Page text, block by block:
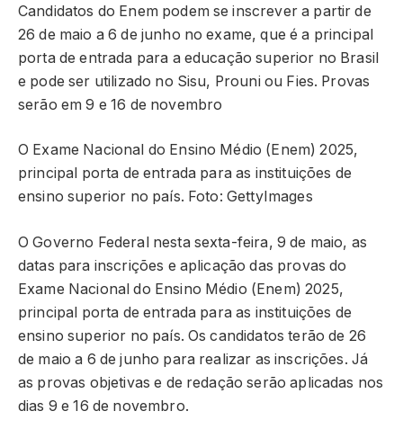
Candidatos do Enem podem se inscrever a partir de
26 de maio a 6 de junho no exame, que é a principal
porta de entrada para a educação superior no Brasil
e pode ser utilizado no Sisu, Prouni ou Fies. Provas
serão em 9 e 16 de novembro
O Exame Nacional do Ensino Médio (Enem) 2025,
principal porta de entrada para as instituições de
ensino superior no país. Foto: GettyImages
O Governo Federal nesta sexta-feira, 9 de maio, as
datas para inscrições e aplicação das provas do
Exame Nacional do Ensino Médio (Enem) 2025,
principal porta de entrada para as instituições de
ensino superior no país. Os candidatos terão de 26
de maio a 6 de junho para realizar as inscrições. Já
as provas objetivas e de redação serão aplicadas nos
dias 9 e 16 de novembro.